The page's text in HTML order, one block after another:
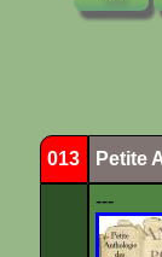
013 Petite
---